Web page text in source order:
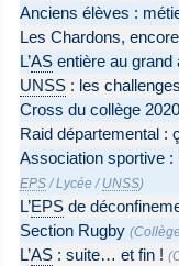
Anciens élèves :
Les Chardons,
L’AS entière au grand
UNSS : les
Cross du collège 2020
Raid départemental :
Association sportive :
EPS /Lycée / UNSS)
L’EPS de
Section Rugby (Collège
L’AS : suite… et fin ! (